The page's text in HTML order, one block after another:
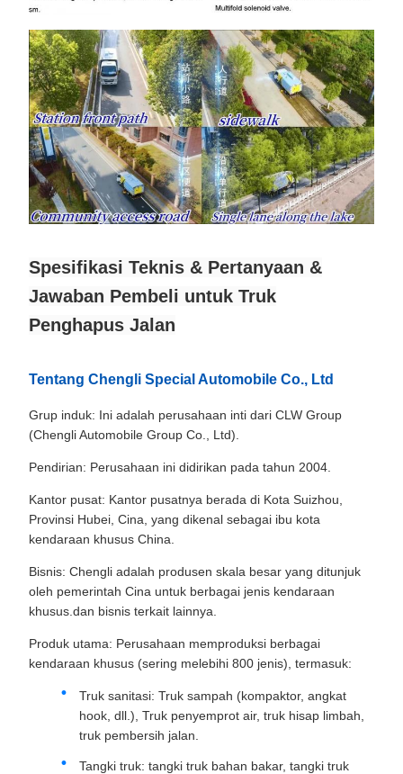
Spesifikasi Teknis & Pertanyaan &
Jawaban Pembeli untuk Truk
Penghapus Jalan
Tentang Chengli Special Automobile Co., Ltd
Grup induk: Ini adalah perusahaan inti dari CLW Group
(Chengli Automobile Group Co., Ltd).
Pendirian: Perusahaan ini didirikan pada tahun 2004.
Kantor pusat: Kantor pusatnya berada di Kota Suizhou,
Provinsi Hubei, Cina, yang dikenal sebagai ibu kota
kendaraan khusus China.
Bisnis: Chengli adalah produsen skala besar yang ditunjuk
oleh pemerintah Cina untuk berbagai jenis kendaraan
khusus.dan bisnis terkait lainnya.
Produk utama: Perusahaan memproduksi berbagai
kendaraan khusus (sering melebihi 800 jenis), termasuk:
Truk sanitasi: Truk sampah (kompaktor, angkat
hook, dll.), Truk penyemprot air, truk hisap limbah,
truk pembersih jalan.
Tangki truk: tangki truk bahan bakar, tangki truk